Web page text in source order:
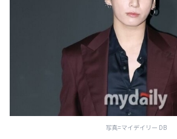
写真=マイデイリー DB